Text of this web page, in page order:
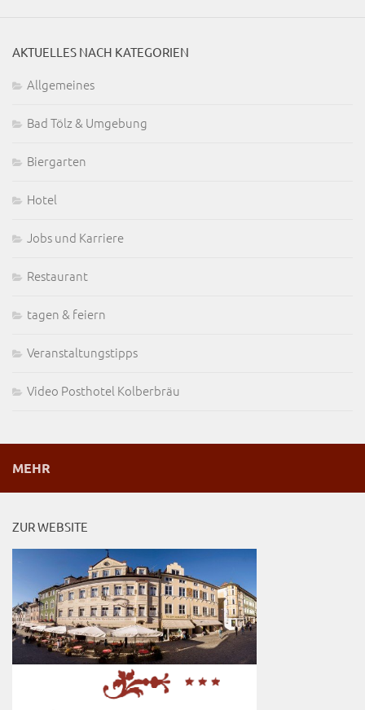
AKTUELLES NACH KATEGORIEN
Allgemeines
Bad Tölz & Umgebung
Biergarten
Hotel
Jobs und Karriere
Restaurant
tagen & feiern
Veranstaltungstipps
Video Posthotel Kolberbräu
MEHR
ZUR WEBSITE